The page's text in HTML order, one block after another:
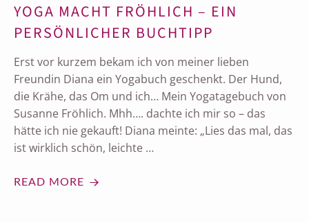
YOGA MACHT FRÖHLICH – EIN
PERSÖNLICHER BUCHTIPP
Erst vor kurzem bekam ich von meiner lieben
Freundin Diana ein Yogabuch geschenkt. Der Hund,
die Krähe, das Om und ich… Mein Yogatagebuch von
Susanne Fröhlich. Mhh…. dachte ich mir so – das
hätte ich nie gekauft! Diana meinte: „Lies das mal, das
ist wirklich schön, leichte …
READ MORE